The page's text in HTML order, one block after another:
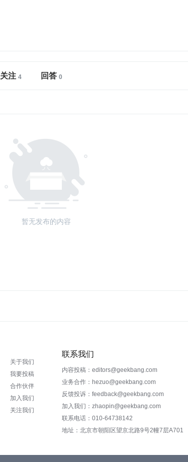
关注 回答
暂无发布的内容
关于我们
我要投稿
合作伙伴
加入我们
关注我们
联系我们
内容投稿：editors@geekbang.com
业务合作：hezuo@geekbang.com
反馈投诉：feedback@geekbang.com
加入我们：zhaopin@geekbang.com
联系电话：010-64738142
地址：北京市朝阳区望京北路9号2幢7层A701